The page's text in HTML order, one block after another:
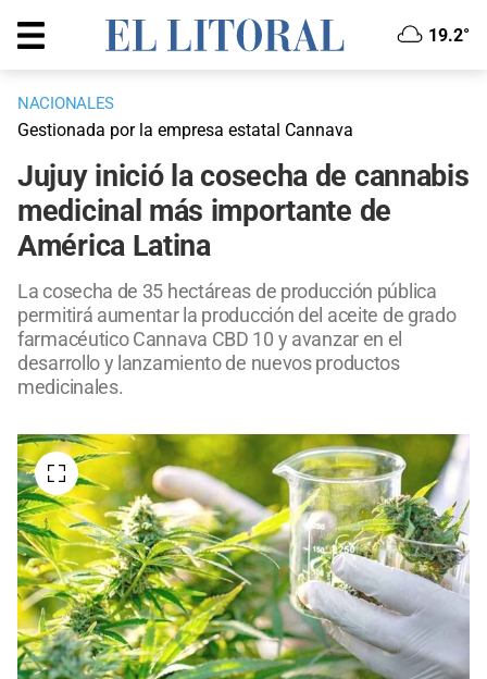
19.2°
NACIONALES
Gestionada por la empresa estatal Cannava
Jujuy inició la cosecha de cannabis
medicinal más importante de
América Latina
La cosecha de 35 hectáreas de producción pública
permitirá aumentar la producción del aceite de grado
farmacéutico Cannava CBD 10 y avanzar en el
desarrollo y lanzamiento de nuevos productos
medicinales.